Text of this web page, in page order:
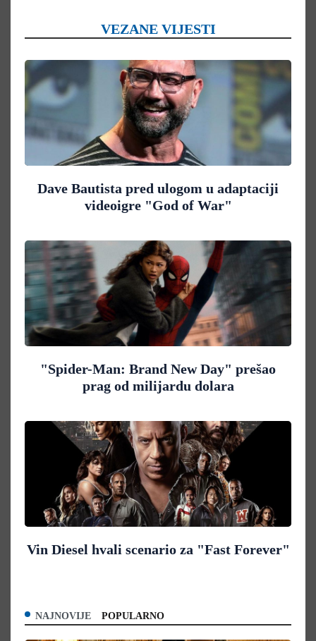
VEZANE VIJESTI
Dave Bautista pred ulogom u adaptaciji
videoigre "God of War"
"Spider-Man: Brand New Day" prešao
prag od milijardu dolara
Vin Diesel hvali scenario za "Fast Forever"
NAJNOVIJE POPULARNO